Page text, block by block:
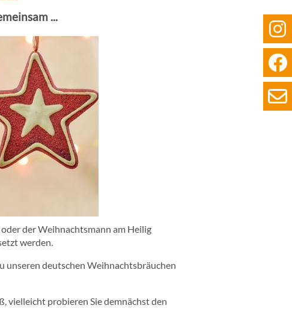
...
der Weihnachtsmann am Heilig
werden.
unseren deutschen Weihnachtsbräuchen
vielleicht probieren Sie demnächst den